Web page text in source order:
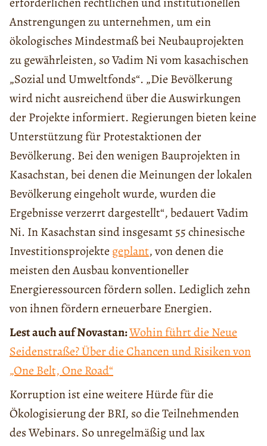
Anstrengungen zu unternehmen, um ein
ökologisches Mindestmaß bei Neubauprojekten
zu gewährleisten, so Vadim Ni vom kasachischen
„Sozial und Umweltfonds“. „Die Bevölkerung
wird nicht ausreichend über die Auswirkungen
der Projekte informiert. Regierungen bieten keine
Unterstützung für Protestaktionen der
Bevölkerung. Bei den wenigen Bauprojekten in
Kasachstan, bei denen die Meinungen der lokalen
Bevölkerung eingeholt wurde, wurden die
Ergebnisse verzerrt dargestellt“, bedauert Vadim
Ni. In Kasachstan sind insgesamt 55 chinesische
Investitionsprojekte geplant, von denen die
meisten den Ausbau konventioneller
Energieressourcen fördern sollen. Lediglich zehn
von ihnen fördern erneuerbare Energien.
Lest auch auf Novastan:Wohin führt die Neue
Seidenstraße? Über die Chancen und Risiken von
„One Belt, One Road“
Korruption ist eine weitere Hürde für die
Ökologisierung der BRI, so die Teilnehmenden
des Webinars. So unregelmäßig und lax